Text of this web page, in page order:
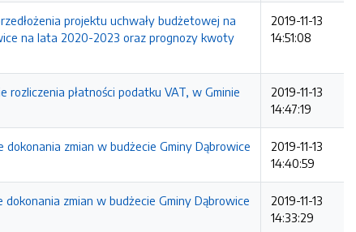
projektu uchwały budżetowej na
na lata 2020-2023 oraz prognozy kwoty
2019-11-13
14:51:08
rozliczenia płatności podatku VAT, w Gminie
2019-11-13
14:47:19
zmian w budżecie Gminy Dąbrowice
2019-11-13
14:40:59
zmian w budżecie Gminy Dąbrowice
2019-11-13
14:33:29